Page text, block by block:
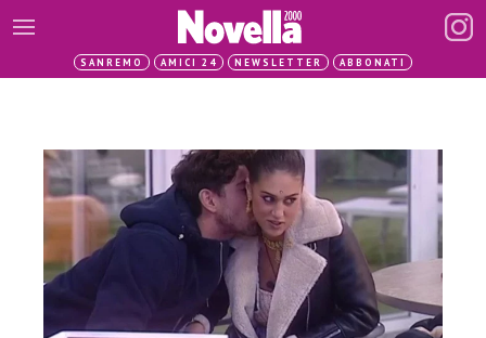
SANREMO AMICI 24 NEWSLETTER ABBONATI